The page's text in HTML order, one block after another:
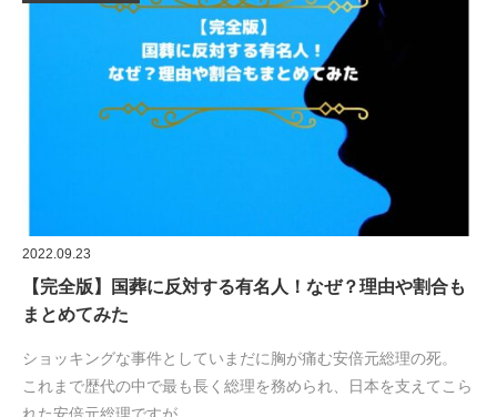
2022.09.23
【完全版】国葬に反対する有名人！なぜ？理由や割合も
まとめてみた
ショッキングな事件としていまだに胸が痛む安倍元総理の死。
これまで歴代の中で最も長く総理を務められ、日本を支えてこら